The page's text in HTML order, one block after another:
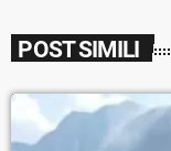
POST SIMILI